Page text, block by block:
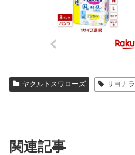
ヤクルトスワローズ サヨナラ
関連記事